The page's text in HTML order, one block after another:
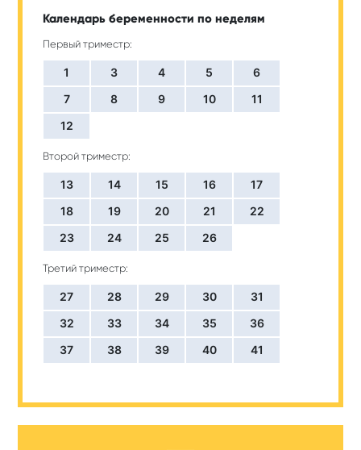
Календарь беременности по неделям
Первый триместр:
1 3 4 5
6
7
8 9 10
11
12
Второй триместр:
13 14 15 16
17
18
19 20 21
22
23
24 25 26
Третий триместр:
27 28 29 30
31
32
33 34 35
36
37
38 39 40 41